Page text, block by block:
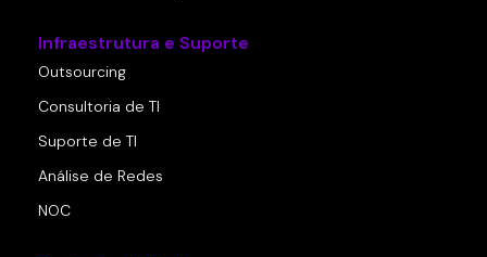
Infraestrutura e Suporte
Outsourcing
Consultoria de TI
Suporte de TI
Análise de Redes
NOC